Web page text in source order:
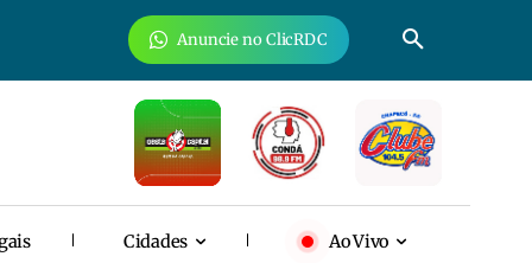
Anuncie no ClicRDC
Cidades Ao Vivo